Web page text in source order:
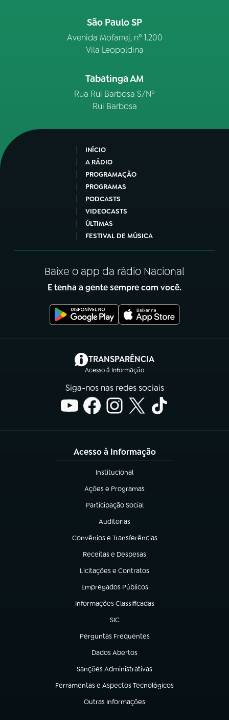
São Paulo SP
Avenida Mofarrej, nº 1.200
Vila Leopoldina
Tabatinga AM
Rua Rui Barbosa S/Nº
Rui Barbosa
INÍCIO
A RÁDIO
PROGRAMAÇÃO
PROGRAMAS
PODCASTS
VIDEOCASTS
ÚLTIMAS
FESTIVAL DE MÚSICA
Baixe o app da rádio Nacional
E tenha a gente sempre com você.
TRANSPARÊNCIA
Acesso à Informação
(abre em nova aba)
Siga-nos nas redes sociais
Acesso à Informação
Institucional
(abre em nova aba)
Ações e Programas
(abre em nova aba)
Participação Social
(abre em nova aba)
Auditorias
(abre em nova aba)
Convênios e Transferências
(abre em nova aba)
Receitas e Despesas
(abre em nova aba)
Licitações e Contratos
(abre em nova aba)
Empregados Públicos
(abre em nova aba)
Informações Classificadas
(abre em nova aba)
SIC
(abre em nova aba)
Perguntas Frequentes
(abre em nova aba)
Dados Abertos
(abre em nova aba)
Sanções Administrativas
(abre em nova aba)
Ferramentas e Aspectos Tecnológicos
(abre em nova aba)
Outras Informações
(abre em nova aba)